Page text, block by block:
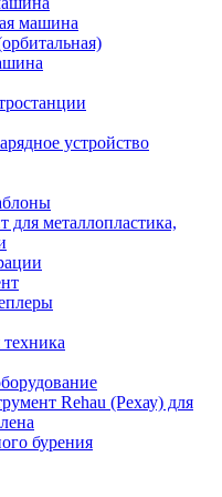
машина
устройство
для металлопластика,
Rehau (Рехау) для
бурения